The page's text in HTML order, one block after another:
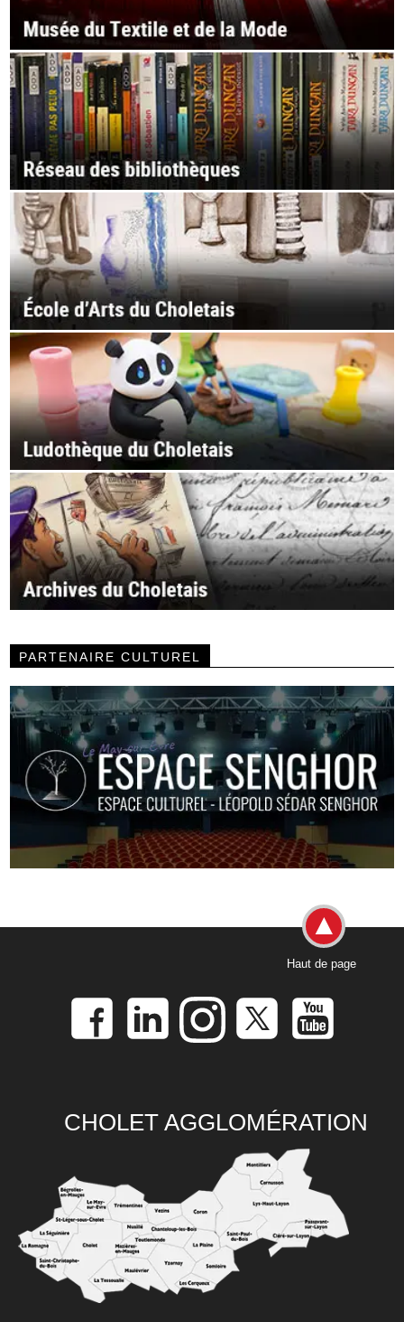
PARTENAIRE CULTUREL
Haut de page
CHOLET AGGLOMÉRATION